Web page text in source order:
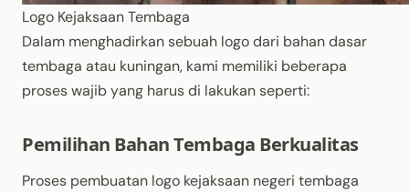
Logo Kejaksaan Tembaga
Dalam menghadirkan sebuah logo dari bahan dasar
tembaga atau kuningan, kami memiliki beberapa
proses wajib yang harus di lakukan seperti:
Pemilihan Bahan Tembaga Berkualitas
Proses pembuatan logo kejaksaan negeri tembaga